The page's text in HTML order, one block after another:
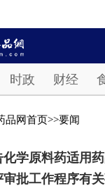
时政 财经
品网首页>>要闻
化学原料药适用
审批工作程序有